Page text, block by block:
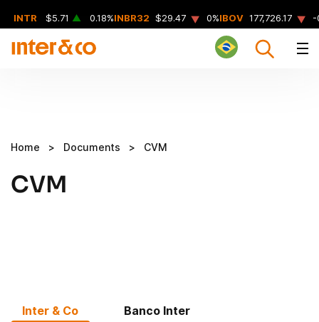
INTR $5.71 ▲ 0.18%INBR32 $29.47 ▲ 0%IBOV 177,726.17 ▲ -
Home > Documents > CVM
CVM
Inter & Co Banco Inter